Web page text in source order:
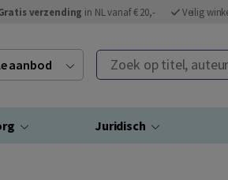
verzending in NL vanaf € 20,- Veilig
aanbod Zoek op titel, auteur,
Juridisch